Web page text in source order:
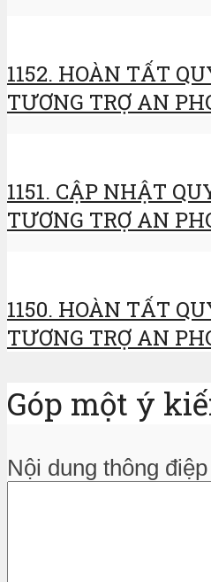
1152. HOÀN TẤT
TƯƠNG TRỢ AN
1151. CẬP NHẬT
TƯƠNG TRỢ AN
1150. HOÀN TẤT
TƯƠNG TRỢ AN
Góp một ý
Nội dung thông điệp